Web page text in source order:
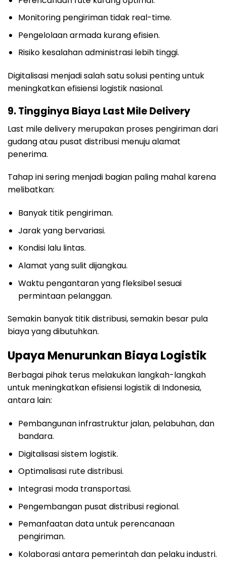
Monitoring pengiriman tidak real-time.
Pengelolaan armada kurang efisien.
Risiko kesalahan administrasi lebih tinggi.
Digitalisasi menjadi salah satu solusi penting untuk
meningkatkan efisiensi logistik nasional.
9. Tingginya Biaya Last Mile Delivery
Last mile delivery merupakan proses pengiriman dari
gudang atau pusat distribusi menuju alamat
penerima.
Tahap ini sering menjadi bagian paling mahal karena
melibatkan:
Banyak titik pengiriman.
Jarak yang bervariasi.
Kondisi lalu lintas.
Alamat yang sulit dijangkau.
Waktu pengantaran yang fleksibel sesuai
permintaan pelanggan.
Semakin banyak titik distribusi, semakin besar pula
biaya yang dibutuhkan.
Upaya Menurunkan Biaya Logistik
Berbagai pihak terus melakukan langkah-langkah
untuk meningkatkan efisiensi logistik di Indonesia,
antara lain:
Pembangunan infrastruktur jalan, pelabuhan, dan
bandara.
Digitalisasi sistem logistik.
Optimalisasi rute distribusi.
Integrasi moda transportasi.
Pengembangan pusat distribusi regional.
Pemanfaatan data untuk perencanaan
pengiriman.
Kolaborasi antara pemerintah dan pelaku industri.